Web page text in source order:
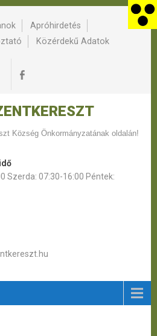
Apróhirdetés
Közérdekű Adatok
Község Önkormányzatának oldalán!
Szerda: 07:30-16:00 Péntek: